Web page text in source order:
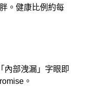
。健康比例約每
內部洩漏」字眼即
。